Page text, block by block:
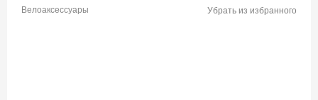
Велоаксессуары Убрать из избранного